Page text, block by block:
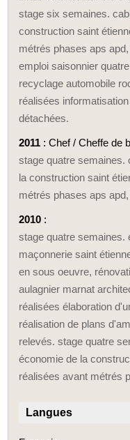
stage six semaines.
construction saint
métrés phases aps
emploi saisonnier
recyclage automobile
réalisées
détachées.
2011 : Chef / Cheffe de
stage quatre semaines.
la construction saint
métrés phases aps
2010 :
stage quatre semaines.
maçonnerie saint
en sous oeuvre,
aulagnier marnat
réalisées élaboration
réalisation de plans
relevés. stage quatre
économie de la
réalisées avant métrés
Langues